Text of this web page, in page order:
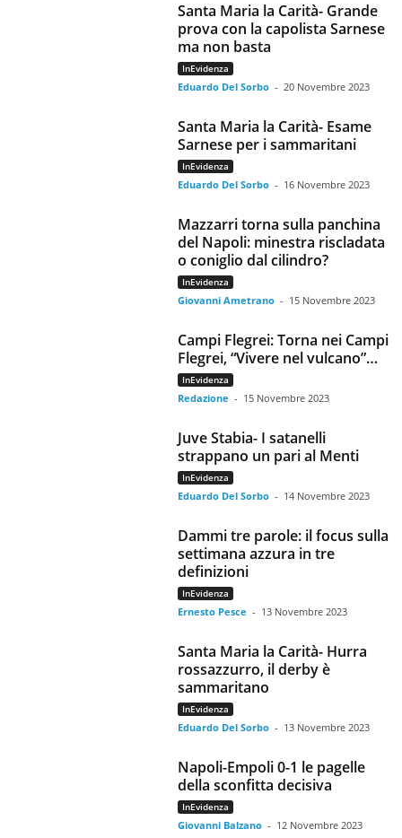
Santa Maria la Carità- Grande
prova con la capolista Sarnese
ma non basta
InEvidenza
Eduardo Del Sorbo - 20 Novembre 2023
Santa Maria la Carità- Esame
Sarnese per i sammaritani
InEvidenza
Eduardo Del Sorbo - 16 Novembre 2023
Mazzarri torna sulla panchina
del Napoli: minestra riscladata
o coniglio dal cilindro?
InEvidenza
Giovanni Ametrano - 15 Novembre 2023
Campi Flegrei: Torna nei Campi
Flegrei, “Vivere nel vulcano”…
InEvidenza
Redazione - 15 Novembre 2023
Juve Stabia- I satanelli
strappano un pari al Menti
InEvidenza
Eduardo Del Sorbo - 14 Novembre 2023
Dammi tre parole: il focus sulla
settimana azzura in tre
definizioni
InEvidenza
Ernesto Pesce - 13 Novembre 2023
Santa Maria la Carità- Hurra
rossazzurro, il derby è
sammaritano
InEvidenza
Eduardo Del Sorbo - 13 Novembre 2023
Napoli-Empoli 0-1 le pagelle
della sconfitta decisiva
InEvidenza
Giovanni Balzano - 12 Novembre 2023